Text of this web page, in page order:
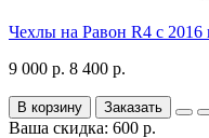
Чехлы на Равон R4 с
9 000 р. 8 400 р.
В корзину Заказать
Ваша скидка: 600 р.